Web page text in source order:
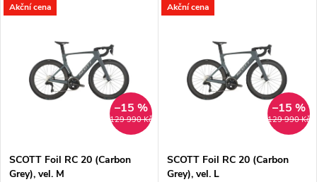
Akční cena
129 990 Kč
–15 %
SCOTT Foil RC 20 (Carbon
Grey), vel. M
Akční cena
129 990 Kč
–15 %
SCOTT Foil RC 20 (Carbon
Grey), vel. L